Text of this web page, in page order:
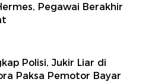
Pegawai Berakhir
Polisi, Jukir Liar di
Paksa Pemotor Bayar